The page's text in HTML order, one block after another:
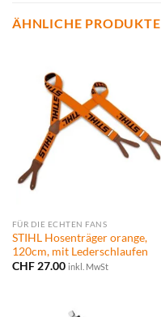
ÄHNLICHE PRODUKTE
FÜR DIE ECHTEN FANS
STIHL Hosenträger orange,
120cm, mit Lederschlaufen
CHF27.00 inkl. MwSt